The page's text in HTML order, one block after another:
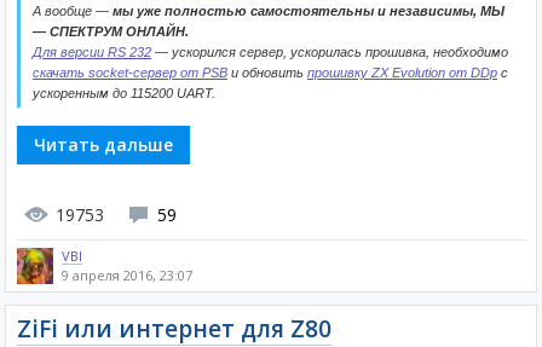
А вообще — мы уже полностью самостоятельны и независимы, МЫ
— СПЕКТРУМ ОНЛАЙН.
Для версии RS 232 — ускорился сервер, ускорилась прошивка, необходимо
скачать socket-сервер от PSB и обновить прошивку ZX Evolution от DDp с
ускоренным до 115200 UART.
Читать дальше
19753 59
VBI
9 апреля 2016, 23:07
ZiFi или интернет для Z80